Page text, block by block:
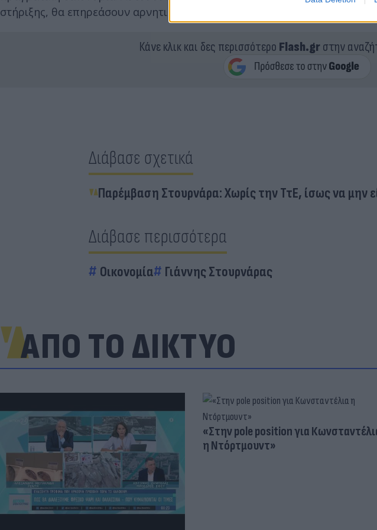
στήριξης, θα επηρεάσουν αρνητικά το ρυθμό ανάπτυξης και θα τον
Κάνε κλικ και δες περισσότερο Flash.grστην
Διάβασε σχετικά
Παρέμβαση Στουρνάρα: Χωρίς την ΤτΕ, ίσως να μην
Διάβασε περισσότερα
Οικονομία Γιάννης Στουρνάρας
ΑΠΟ ΤΟ ΔΙΚΤΥΟ
«Στην pole position για
η Ντόρτμουντ»